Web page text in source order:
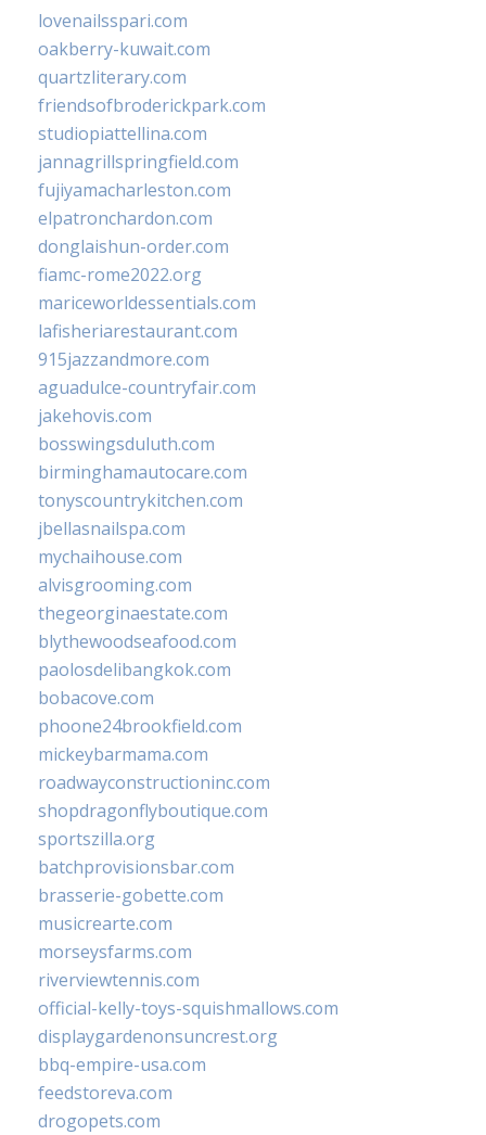
lovenailsspari.com
oakberry-kuwait.com
quartzliterary.com
friendsofbroderickpark.com
studiopiattellina.com
jannagrillspringfield.com
fujiyamacharleston.com
elpatronchardon.com
donglaishun-order.com
fiamc-rome2022.org
mariceworldessentials.com
lafisheriarestaurant.com
915jazzandmore.com
aguadulce-countryfair.com
jakehovis.com
bosswingsduluth.com
birminghamautocare.com
tonyscountrykitchen.com
jbellasnailspa.com
mychaihouse.com
alvisgrooming.com
thegeorginaestate.com
blythewoodseafood.com
paolosdelibangkok.com
bobacove.com
phoone24brookfield.com
mickeybarmama.com
roadwayconstructioninc.com
shopdragonflyboutique.com
sportszilla.org
batchprovisionsbar.com
brasserie-gobette.com
musicrearte.com
morseysfarms.com
riverviewtennis.com
official-kelly-toys-squishmallows.com
displaygardenonsuncrest.org
bbq-empire-usa.com
feedstoreva.com
drogopets.com